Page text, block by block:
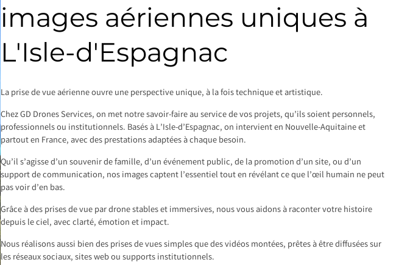
images aériennes uniques à
L'Isle-d'Espagnac
La prise de vue aérienne ouvre une perspective unique, à la fois technique et artistique.
Chez GD Drones Services, on met notre savoir-faire au service de vos projets, qu’ils soient personnels,
professionnels ou institutionnels. Basés à L’Isle-d’Espagnac, on intervient en Nouvelle-Aquitaine et
partout en France, avec des prestations adaptées à chaque besoin.
Qu’il s’agisse d’un souvenir de famille, d’un événement public, de la promotion d’un site, ou d’un
support de communication, nos images captent l’essentiel tout en révélant ce que l’œil humain ne peut
pas voir d’en bas.
Grâce à des prises de vue par drone stables et immersives, nous vous aidons à raconter votre histoire
depuis le ciel, avec clarté, émotion et impact.
Nous réalisons aussi bien des prises de vues simples que des vidéos montées, prêtes à être diffusées sur
les réseaux sociaux, sites web ou supports institutionnels.